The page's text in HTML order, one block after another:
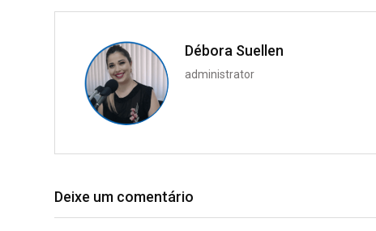
Débora Suellen
administrator
Deixe um comentário